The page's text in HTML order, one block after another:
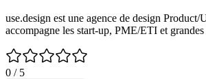
use.design est une agence de design
accompagne les start-up, PME/ETI et grandes
0 / 5